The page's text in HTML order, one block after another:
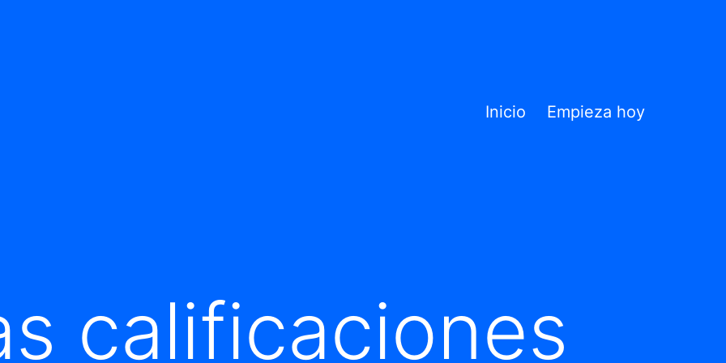
Inicio Empieza hoy
calificaciones